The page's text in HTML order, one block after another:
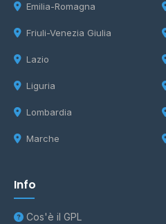
Emilia-Romagna
Friuli-Venezia Giulia
Lazio
Liguria
Lombardia
Marche
Info
Cos'è il GPL